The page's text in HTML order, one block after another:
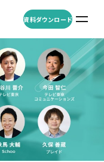
資料ダウンロード
一覧を見る
お問い合わせ